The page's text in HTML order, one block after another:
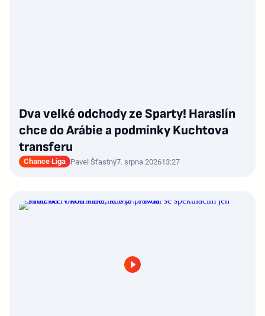
Dva velké odchody ze Sparty! Haraslín
chce do Arábie a podmínky Kuchtova
transferu
Chance Liga Pavel Šťastný7. srpna 202613:27